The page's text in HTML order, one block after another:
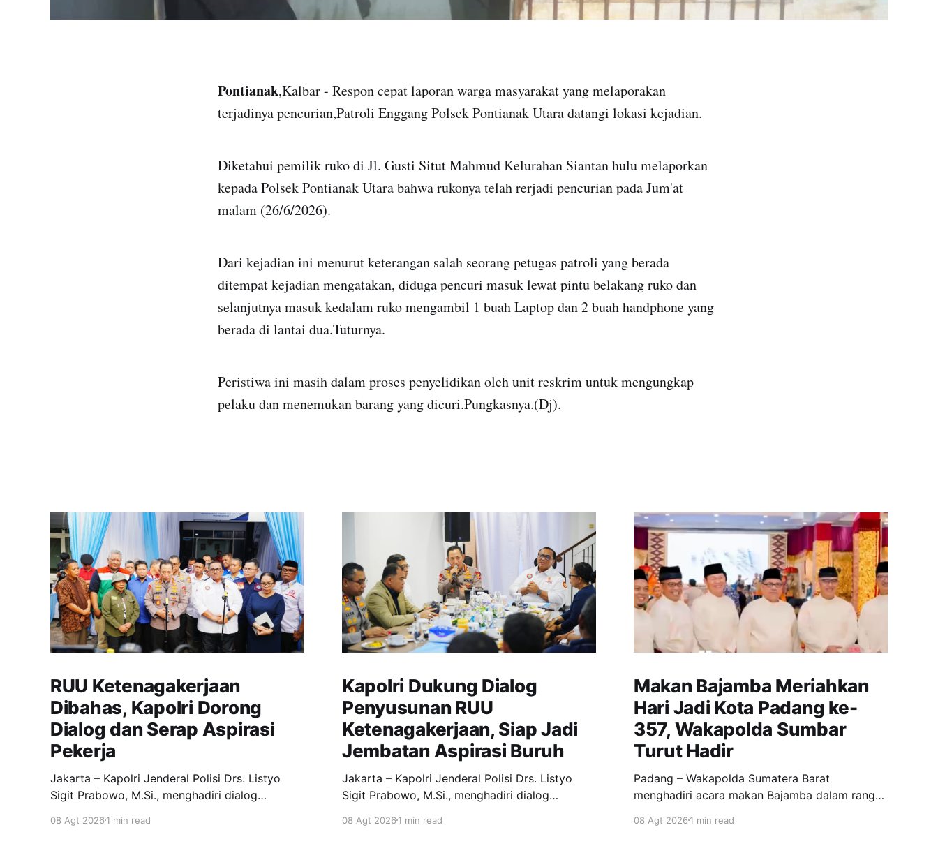
Pontianak,Kalbar - Respon cepat laporan warga masyarakat yang melaporakan
terjadinya pencurian,Patroli Enggang Polsek Pontianak Utara datangi lokasi kejadian.
Diketahui pemilik ruko di Jl. Gusti Situt Mahmud Kelurahan Siantan hulu melaporkan
kepada Polsek Pontianak Utara bahwa rukonya telah rerjadi pencurian pada Jum'at
malam (26/6/2026).
Dari kejadian ini menurut keterangan salah seorang petugas patroli yang berada
ditempat kejadian mengatakan, diduga pencuri masuk lewat pintu belakang ruko dan
selanjutnya masuk kedalam ruko mengambil 1 buah Laptop dan 2 buah handphone yang
berada di lantai dua.Tuturnya.
Peristiwa ini masih dalam proses penyelidikan oleh unit reskrim untuk mengungkap
pelaku dan menemukan barang yang dicuri.Pungkasnya.(Dj).
RUU Ketenagakerjaan
Dibahas, Kapolri Dorong
Dialog dan Serap Aspirasi
Pekerja
Jakarta – Kapolri Jenderal Polisi Drs. Listyo
Sigit Prabowo, M.Si., menghadiri dialog
Indonesia (KBPBI) di Kantor Sekretariat
08 Agt 2026 1 min read
Kapolri Dukung Dialog
Penyusunan RUU
Ketenagakerjaan, Siap Jadi
Jembatan Aspirasi Buruh
Jakarta – Kapolri Jenderal Polisi Drs. Listyo
Sigit Prabowo, M.Si., menghadiri dialog
Indonesia (KBPBI) di Kantor Sekretariat
08 Agt 20261 min read
Makan Bajamba Meriahkan
Hari Jadi Kota Padang ke-
357, Wakapolda Sumbar
Turut Hadir
Padang – Wakapolda Sumatera Barat
menghadiri acara makan Bajamba dalam rangka
Kegiatan tersebut berlangsung sebagai bagian
08 Agt 20261 min read